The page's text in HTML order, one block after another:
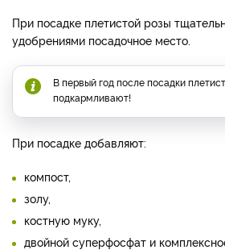
При посадке плетистой розы
удобрениями посадочное место.
В первый год после посадки
подкармливают!
При посадке добавляют:
компост,
золу,
костную муку,
двойной суперфосфат и